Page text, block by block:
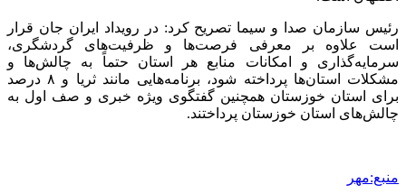
رئیس سازمان صدا و سیما تصریح کرد: در رویداد ایران جان قرار
است علاوه بر معرفی فرصت‌ها و ظرفیت‌های گردشگری،
سرمایه‌گذاری و امکانات منابع هر استان حتماً به چالش‌ها و
مشکلات استان‌ها پرداخته شود، برنامه‌هایی مانند ثریا و ۸ درصد
برای استان خوزستان همچنین گفتگوی ویژه خبری و صف اول به
چالش‌های استان خوزستان پرداختند.
منبع:مهر